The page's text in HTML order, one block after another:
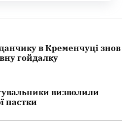
в Кременчуці знов
гойдалку
визволили
пастки